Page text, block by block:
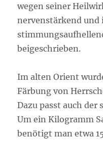
wegen seiner
nervenstärkend und
beigeschrieben.
Im alten Orient
Färbung von
Dazu passt auch der
Um ein Kilogramm
benötigt man etwa